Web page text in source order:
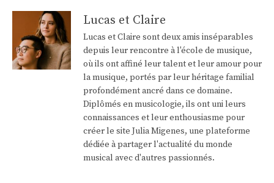
Lucas et Claire
Lucas et Claire sont deux amis inséparables
depuis leur rencontre à l'école de musique,
où ils ont affiné leur talent et leur amour pour
la musique, portés par leur héritage familial
profondément ancré dans ce domaine.
Diplômés en musicologie, ils ont uni leurs
connaissances et leur enthousiasme pour
créer le site Julia Migenes, une plateforme
dédiée à partager l'actualité du monde
musical avec d'autres passionnés.